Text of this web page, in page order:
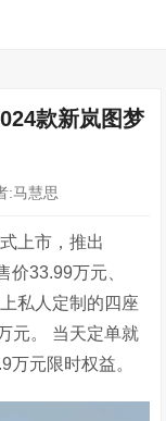
款新岚图梦
:马慧思
上市，推出
价33.99万元、
私人定制的四座
元。 当天定单就
万元限时权益。